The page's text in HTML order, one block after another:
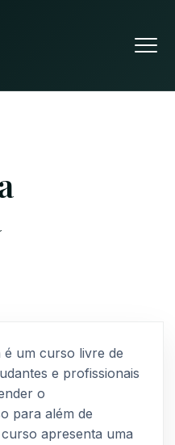
é um curso livre de
e profissionais
o
para além de
apresenta uma